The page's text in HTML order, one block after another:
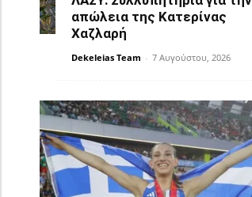
απώλεια της Κατερίνας
Χαζλαρή
Dekeleias Team - 7 Αυγούστου, 2026